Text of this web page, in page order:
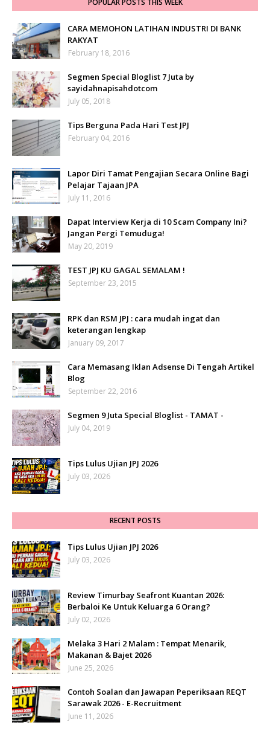
POPULAR POSTS THIS WEEK
CARA MEMOHON LATIHAN INDUSTRI DI BANK
RAKYAT
February 18, 2016
Segmen Special Bloglist 7 Juta by
sayidahnapisahdotcom
July 05, 2018
Tips Berguna Pada Hari Test JPJ
February 04, 2016
Lapor Diri Tamat Pengajian Secara Online Bagi
Pelajar Tajaan JPA
July 11, 2016
Dapat Interview Kerja di 10 Scam Company Ini?
Jangan Pergi Temuduga!
May 20, 2019
TEST JPJ KU GAGAL SEMALAM !
September 23, 2015
RPK dan RSM JPJ : cara mudah ingat dan
keterangan lengkap
January 09, 2017
Cara Memasang Iklan Adsense Di Tengah Artikel
Blog
September 22, 2016
Segmen 9 Juta Special Bloglist - TAMAT -
July 04, 2019
Tips Lulus Ujian JPJ 2026
July 03, 2026
RECENT POSTS
Tips Lulus Ujian JPJ 2026
July 03, 2026
Review Timurbay Seafront Kuantan 2026:
Berbaloi Ke Untuk Keluarga 6 Orang?
July 02, 2026
Melaka 3 Hari 2 Malam : Tempat Menarik,
Makanan & Bajet 2026
June 25, 2026
Contoh Soalan dan Jawapan Peperiksaan REQT
Sarawak 2026 - E-Recruitment
June 11, 2026